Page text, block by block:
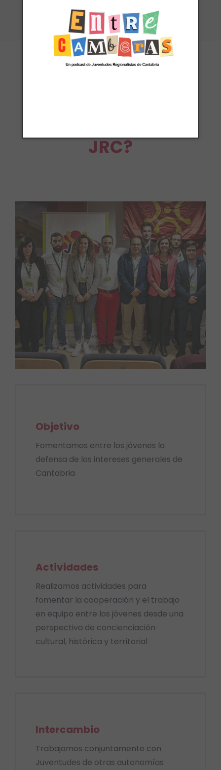
Años trabajando para Cantabria
JRC?
Objetivo
Fomentamos entre los jóvenes la
defensa de los intereses generales de
Cantabria
Actividades
Realizamos actividades para
fomentar la cooperación y el trabajo
en equipo entre los jóvenes desde una
perspectiva de concienciación
cultural, histórica y territorial
Intercambio
Trabajamos conjuntamente con
Juventudes de otras autonomías